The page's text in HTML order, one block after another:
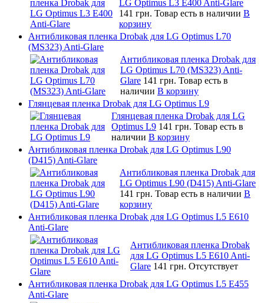
LG Optimus L3 E400 Anti-Glare
141 грн. Товар есть в наличии В
корзину
Антибликовая пленка Drobak для LG Optimus L70
(MS323) Anti-Glare
Антибликовая пленка Drobak для
LG Optimus L70 (MS323) Anti-
Glare 141 грн. Товар есть в
наличии В корзину
Глянцевая пленка Drobak для LG Optimus L9
Глянцевая пленка Drobak для LG
Optimus L9 141 грн. Товар есть в
наличии В корзину
Антибликовая пленка Drobak для LG Optimus L90
(D415) Anti-Glare
Антибликовая пленка Drobak для
LG Optimus L90 (D415) Anti-Glare
141 грн. Товар есть в наличии В
корзину
Антибликовая пленка Drobak для LG Optimus L5 E610
Anti-Glare
Антибликовая пленка Drobak
для LG Optimus L5 E610 Anti-
Glare 141 грн. Отсутствует
Антибликовая пленка Drobak для LG Optimus L5 E455
Anti-Glare